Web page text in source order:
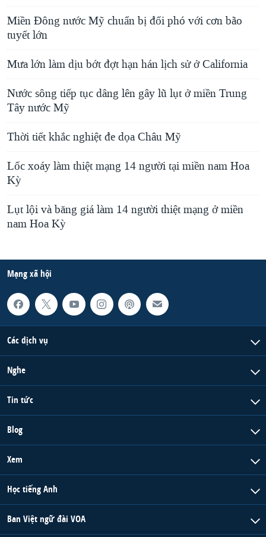
i
d
e
Miền Đông nước Mỹ chuẩn bị đối phó với cơn bão
tuyết lớn
Mưa lớn làm dịu bớt đợt hạn hán lịch sử ở California
Nước sông tiếp tục dâng lên gây lũ lụt ở miền Trung
Tây nước Mỹ
Thời tiết khắc nghiệt đe dọa Châu Mỹ
Lốc xoáy làm thiệt mạng 14 người tại miền nam Hoa
Kỳ
Lụt lội và băng giá làm 14 người thiệt mạng ở miền
nam Hoa Kỳ
Mạng xã hội
Các dịch vụ
Nghe
Tin tức
Blog
Xem
Học tiếng Anh
Ban Việt ngữ đài VOA